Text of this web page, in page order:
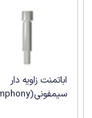
اباتمنت زاویه دار
سیمفونی(Symphony)